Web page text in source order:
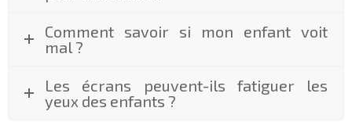
Comment savoir si mon enfant voit
mal ?
Les écrans peuvent-ils fatiguer les
yeux des enfants ?